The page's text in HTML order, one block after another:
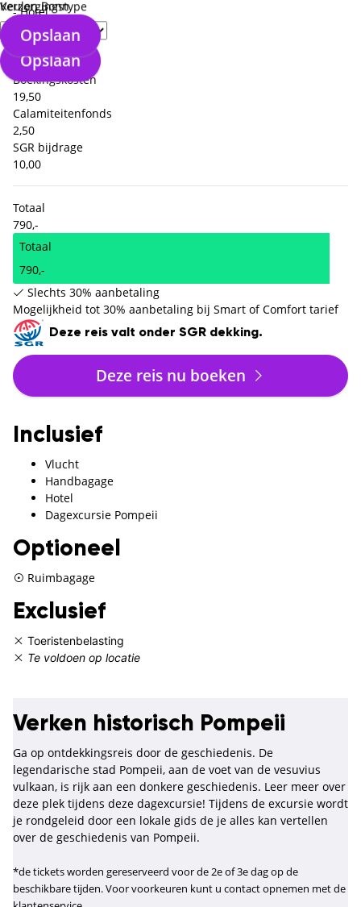
Verzorgingstype
Opslaan
Keulen Bonn
Opslaan
- Hotel
239,50 x 2479,00
- Vlucht
139,50 x 2279,00
Boekingskosten
19,50
Calamiteitenfonds
2,50
SGR bijdrage
10,00
Totaal
790,-
Totaal
790,-
Slechts 30% aanbetaling
Mogelijkheid tot 30% aanbetaling bij Smart of Comfort tarief
Deze reis valt onder SGR dekking.
Deze reis nu boeken
Inclusief
Vlucht
Handbagage
Hotel
Dagexcursie Pompeii
Optioneel
Ruimbagage
Exclusief
Toeristenbelasting
Te voldoen op locatie
Verken historisch Pompeii
Ga op ontdekkingsreis door de geschiedenis. De
legendarische stad Pompeii, aan de voet van de vesuvius
vulkaan, is rijk aan een donkere geschiedenis. Leer meer over
deze plek tijdens deze dagexcursie! Tijdens de excursie wordt
je rondgeleid door een lokale gids de je alles kan vertellen
over de geschiedenis van Pompeii.
*de tickets worden gereserveerd voor de 2e of 3e dag op de
beschikbare tijden. Voor voorkeuren kunt u contact opnemen met de